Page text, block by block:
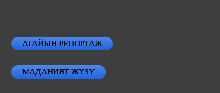
АТАЙЫН РЕПОРТАЖ
МАДАНИЯТ ЖҮЗҮ